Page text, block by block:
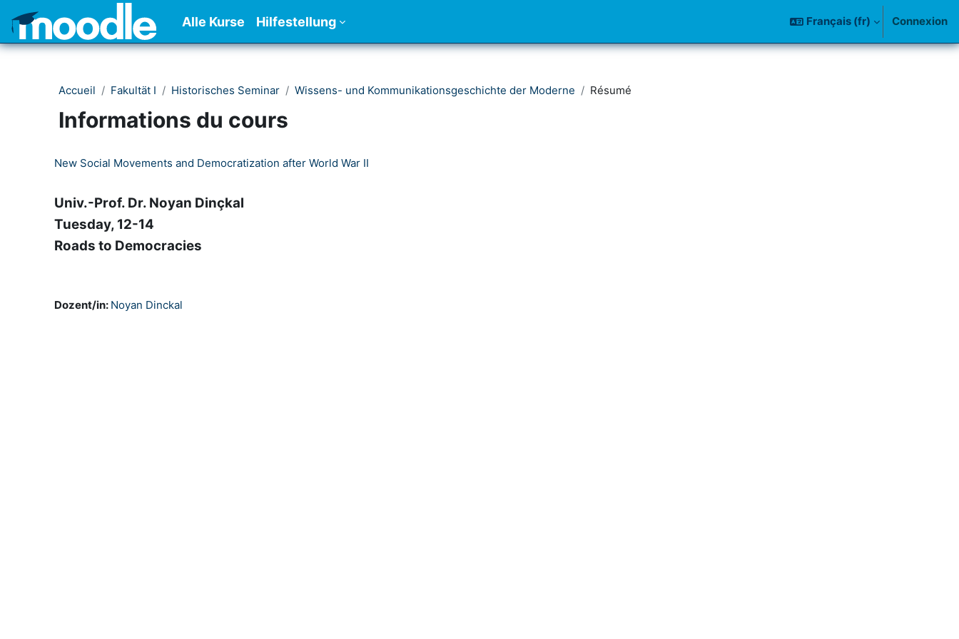
Passer au contenu principal
Alle Kurse Hilfestellung Français ‎(fr)‎ Connexion
Accueil Fakultät I Historisches Seminar Wissens- und Kommunikationsgeschichte der Moderne Résumé
Informations du cours
New Social Movements and Democratization after World War II
Univ.-Prof. Dr. Noyan Dinçkal
Tuesday, 12-14
Roads to Democracies
Dozent/in: Noyan Dinckal